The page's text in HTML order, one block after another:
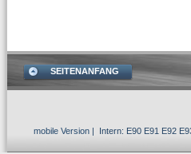
SEITENANFANG
mobile Version| Intern: E90 E91 E92